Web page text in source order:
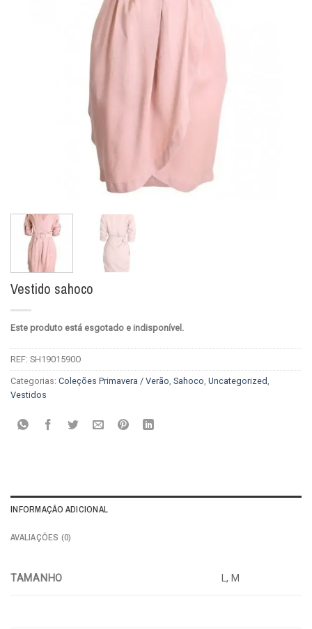
Vestido sahoco
Este produto está esgotado e indisponível.
REF: SH1901590O
Categorias: Coleções Primavera / Verão Sahoco Uncategorized
Vestidos
INFORMAÇÃO ADICIONAL
AVALIAÇÕES (0)
TAMANHO L, M